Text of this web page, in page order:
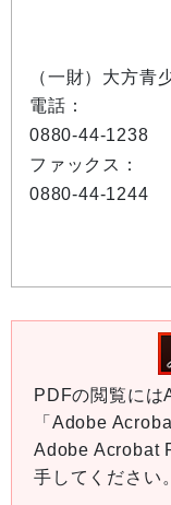
（一財）大方青
電話：
0880-44-1238
ファックス：
0880-44-1244
PDFの閲覧には
「Adobe
Adobe Acrobat
手してください。